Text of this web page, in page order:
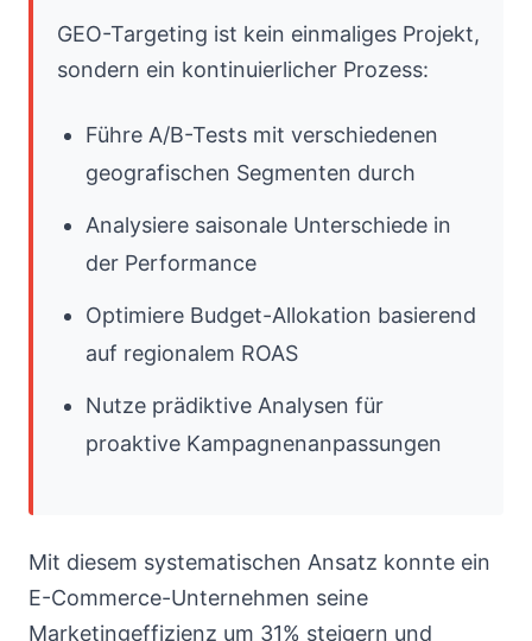
GEO-Targeting ist kein einmaliges Projekt,
sondern ein kontinuierlicher Prozess:
Führe A/B-Tests mit verschiedenen
geografischen Segmenten durch
Analysiere saisonale Unterschiede in
der Performance
Optimiere Budget-Allokation basierend
auf regionalem ROAS
Nutze prädiktive Analysen für
proaktive Kampagnenanpassungen
Mit diesem systematischen Ansatz konnte ein
E-Commerce-Unternehmen seine
Marketingeffizienz um 31% steigern und